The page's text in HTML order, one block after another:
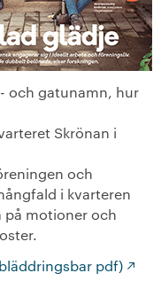
och gatunamn, hur
Skrönan i
och
i kvarteren
på motioner och
pdf)